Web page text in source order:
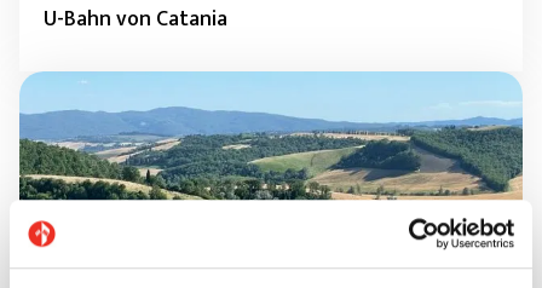
U-Bahn von Catania